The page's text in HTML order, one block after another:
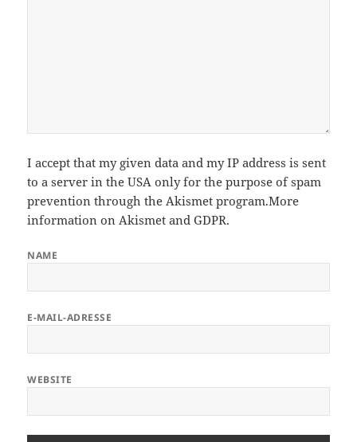
I accept that my given data and my IP address is sent
to a server in the USA only for the purpose of spam
prevention through theAkismet program.More
information on Akismet and GDPR.
NAME
E-MAIL-ADRESSE
WEBSITE